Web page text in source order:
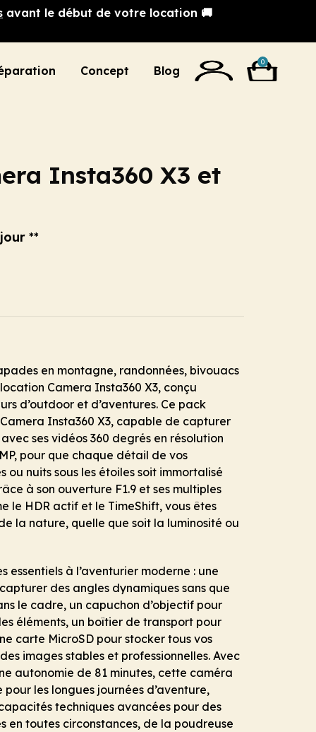
avant le début de votre location 🚚
Concept Blog
0
Insta360 X3 et
**
en montagne, randonnées, bivouacs
Camera Insta360 X3, conçu
d’outdoor et d’aventures. Ce pack
Insta360 X3, capable de capturer
ses vidéos 360 degrés en résolution
pour que chaque détail de vos
ou nuits sous les étoiles soit immortalisé
à son ouverture F1.9 et ses multiples
le HDR actif et le TimeShift, vous êtes
la nature, quelle que soit la luminosité ou
essentiels à l’aventurier moderne : une
des angles dynamiques sans que
le cadre, un capuchon d’objectif pour
éléments, un boîtier de transport pour
carte MicroSD pour stocker tous vos
images stables et professionnelles. Avec
autonomie de 81 minutes, cette caméra
les longues journées d’aventure,
techniques avancées pour des
en toutes circonstances, de la poudreuse